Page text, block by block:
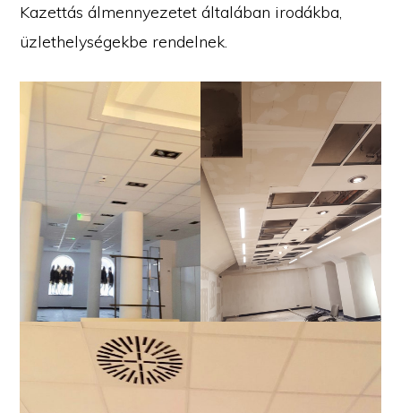
Kazettás álmennyezetet általában irodákba,
üzlethelységekbe rendelnek.